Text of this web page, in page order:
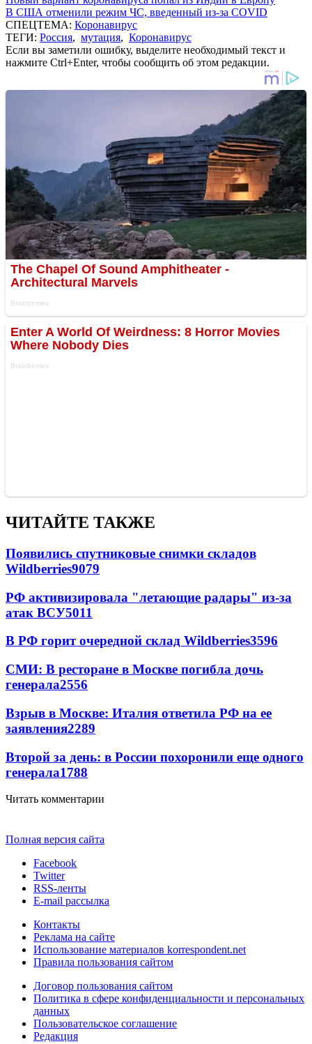
В США отменили режим ЧС, введенный из-за COVID
СПЕЦТЕМА: Коронавирус
ТЕГИ: Россия, мутация, Коронавирус
Если вы заметили ошибку, выделите необходимый текст и
нажмите Ctrl+Enter, чтобы сообщить об этом редакции.
ЧИТАЙТЕ ТАКЖЕ
Появились спутниковые снимки складов
Wildberries9079
РФ активизировала "летающие радары" из-за
атак ВСУ5011
В РФ горит очередной склад Wildberries3596
СМИ: В ресторане в Москве погибла дочь
генерала2556
Взрыв в Москве: Италия ответила РФ на ее
заявления2289
Второй за день: в России похоронили еще одного
генерала1788
Читать комментарии
Полная версия сайта
Facebook
Twitter
RSS-ленты
E-mail рассылка
Контакты
Реклама на сайте
Использование материалов korrespondent.net
Правила пользования сайтом
Договор пользования сайтом
Политика в сфере конфиденциальности и персональных
данных
Пользовательское соглашение
Редакция